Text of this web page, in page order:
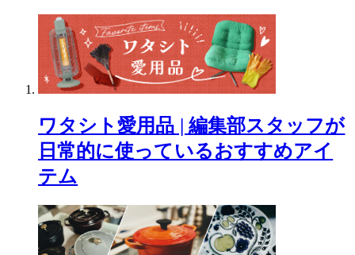
ワタシト愛用品 | 編集部スタッフが
日常的に使っているおすすめアイ
テム